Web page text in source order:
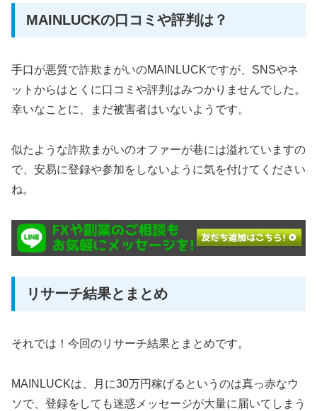
MAINLUCKの口コミや評判は？
手口が悪質で詐欺まがいのMAINLUCKですが、SNSやネ
ットからはとくに口コミや評判はみつかりませんでした。
幸いなことに、まだ被害者はいないようです。
似たような詐欺まがいのオファーが巷には溢れていますの
で、安易に登録や参加をしないように気を付けてください
ね。
リサーチ結果とまとめ
それでは！今回のリサーチ結果とまとめです。
MAINLUCKは、月に30万円稼げるというのは真っ赤なウ
ソで、登録をしても迷惑メッセージが大量に届いてしまう